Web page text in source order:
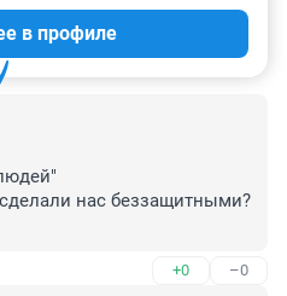
в профиле
нас беззащитными?
+0 –0